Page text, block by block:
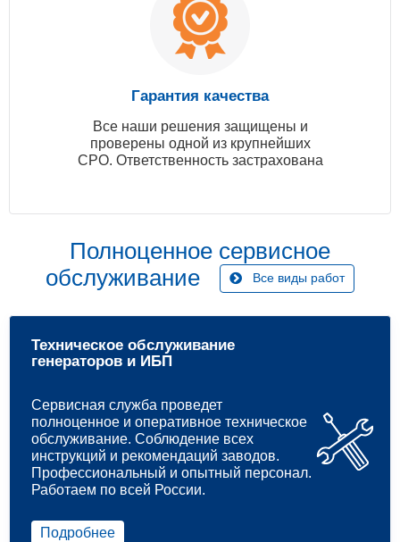
Гарантия качества
Все наши решения защищены и
проверены одной из крупнейших
СРО. Ответственность застрахована
Полноценное сервисное
обслуживание
Все виды работ
Техническое обслуживание
генераторов и ИБП
Сервисная служба проведет
полноценное и оперативное техническое
обслуживание. Соблюдение всех
инструкций и рекомендаций заводов.
Профессиональный и опытный персонал.
Работаем по всей России.
Подробнее